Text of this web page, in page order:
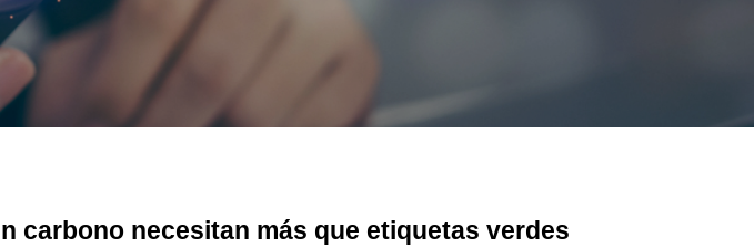
carbono necesitan más que etiquetas verdes